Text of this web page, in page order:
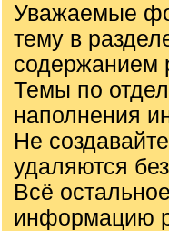
Уважаемые
тему в
содержанием
Темы по
наполнения
Не
удаляются
Всё
информацию